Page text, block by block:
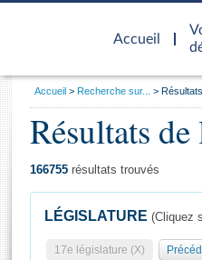
Accueil
d'accueil
Général
Vous
Accueil Recherche sur...
Résultats
166755 résultats trouvés
LÉGISLATURE (Cliquez
17e législature (X)